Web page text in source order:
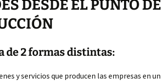
DESDE EL PUNTO DE
de 2 formas distintas:
y servicios que producen las empresas en un